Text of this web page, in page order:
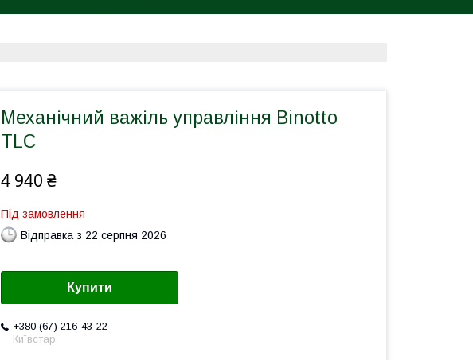
Механічний важіль управління Binotto
TLC
4 940 ₴
Під замовлення
Відправка з 22 серпня 2026
Купити
+380 (67) 216-43-22
Київстар